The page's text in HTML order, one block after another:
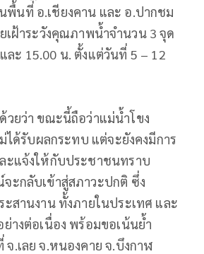
พื้นที่ อ.เชียงคาน และ อ.ปากชม
เฝ้าระวังคุณภาพน้ำจำนวน 3 จุด
ละ 15.00 น. ตั้งแต่วันที่ 5 – 12
วยว่า ขณะนี้ถือว่าแม่น้ำโขง
ได้รับผลกระทบ แต่จะยังคงมีการ
ะแจ้งให้กับประชาชนทราบ
ะกลับเข้าสู่สภาวะปกติ ซึ่ง
สานงาน ทั้งภายในประเทศ และ
ย่างต่อเนื่อง พร้อมขอเน้นย้ำ
.เลย จ.หนองคาย จ.บึงกาฬ